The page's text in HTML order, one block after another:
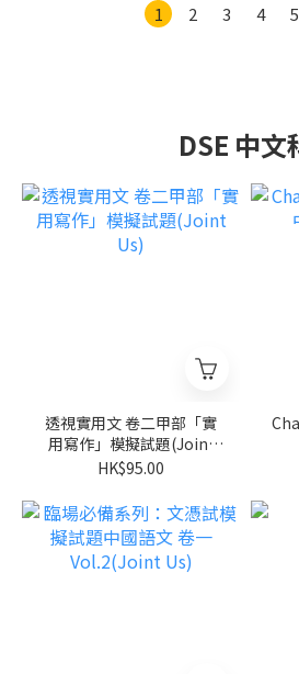
1 2 3 4 5
DSE 中文
透視實用文 卷二甲部「實
用寫作」模擬試題(Joint
Us)
HK$95.00